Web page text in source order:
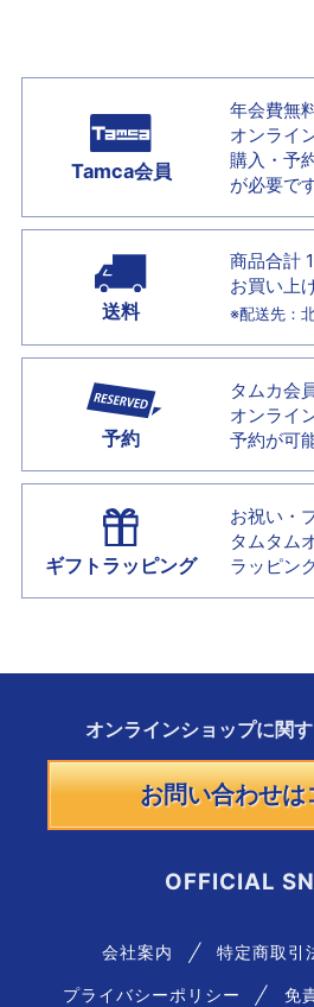
Tamca会員
年会費無
オンライ
購入・予
が必要です
送料
商品合計
お買い上
※配送先：
予約
タムカ会
オンライ
予約が可
ギフトラッピング
お祝い・
タムタム
ラッピン
オンラインショップに関
お問い合わせは
OFFICIAL
会社案内 特定商取引
プライバシーポリシー 免